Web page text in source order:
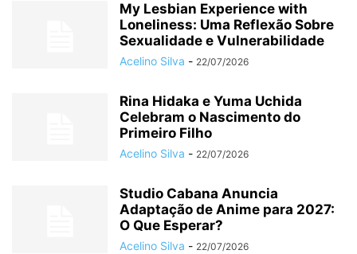
My Lesbian Experience with
Loneliness: Uma Reflexão Sobre
Sexualidade e Vulnerabilidade
Acelino Silva - 22/07/2026
Rina Hidaka e Yuma Uchida
Celebram o Nascimento do
Primeiro Filho
Acelino Silva - 22/07/2026
Studio Cabana Anuncia
Adaptação de Anime para 2027:
O Que Esperar?
Acelino Silva - 22/07/2026